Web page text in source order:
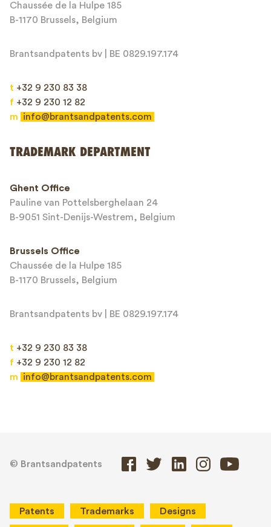
Message*
This site is protected by reCAPTCHA and the Google
Chaussée de la Hulpe 185
B-1170 Brussels, Belgium
Brantsandpatents bv | BE 0829.197.174
t +32 9 230 83 38
f +32 9 230 12 82
m
info@brantsandpatents.com
TRADEMARK DEPARTMENT
Ghent Office
Pauline van Pottelsberghelaan 24
B-9051 Sint-Denijs-Westrem, Belgium
Brussels Office
Chaussée de la Hulpe 185
B-1170 Brussels, Belgium
Brantsandpatents bv | BE 0829.197.174
t +32 9 230 83 38
f +32 9 230 12 82
m
info@brantsandpatents.com
© Brantsandpatents
Patents Trademarks Designs